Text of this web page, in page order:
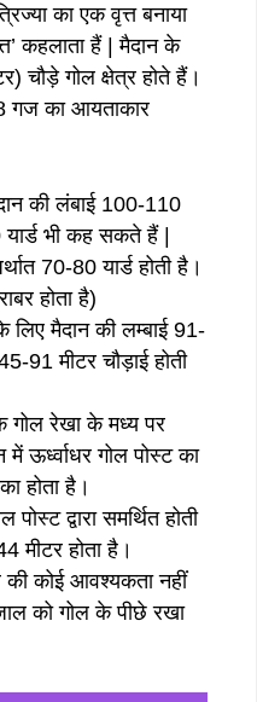
का एक वृत्त बनाया
कहलाता हैं | मैदान के
चौड़े गोल क्षेत्र होते हैं।
गज का आयताकार
की लंबाई 100-110
भी कह सकते हैं |
70-80 यार्ड होती है।
होता है)
लिए मैदान की लम्बाई 91-
91 मीटर चौड़ाई होती
गोल रेखा के मध्य पर
में ऊर्ध्वाधर गोल पोस्ट का
होता है।
द्वारा समर्थित होती
मीटर होता है।
कोई आवश्यकता नहीं
को गोल के पीछे रखा